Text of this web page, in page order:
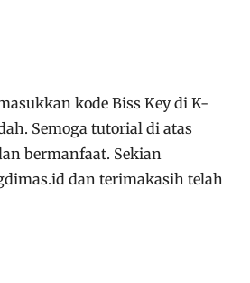
kode Biss Key di K-
Semoga tutorial di atas
bermanfaat. Sekian
dan terimakasih telah